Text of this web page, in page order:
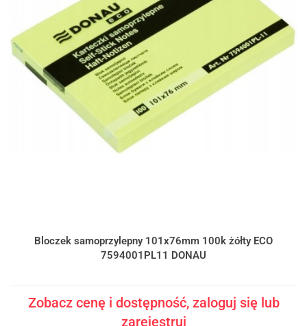
Bloczek samoprzylepny 101x76mm 100k żółty ECO
7594001PL11 DONAU
Zobacz cenę i dostępność, zaloguj się lub
zarejestruj